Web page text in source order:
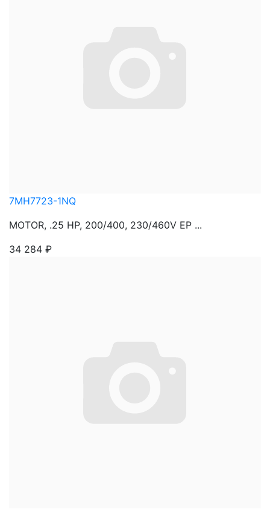
7MH7723-1NQ
MOTOR, .25 HP, 200/400, 230/460V EP ...
34 284 ₽